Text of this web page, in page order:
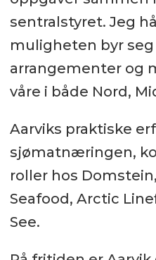
sentralstyret. Jeg
muligheten byr
arrangementer og
våre i både Nord,
Aarviks praktiske
sjømatnæringen,
roller hos
Seafood, Arctic
See.